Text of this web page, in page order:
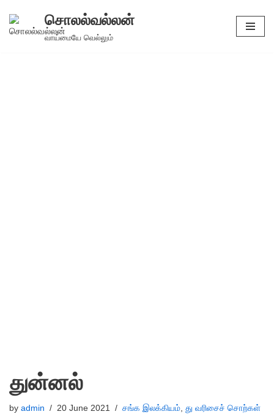
Skip
சொலல்வல்லன்
வாய்மையே வெல்லும்
துன்னல்
by admin 20 June 2021 சங்க இலக்கியம், து வரிசைச் சொற்கள்